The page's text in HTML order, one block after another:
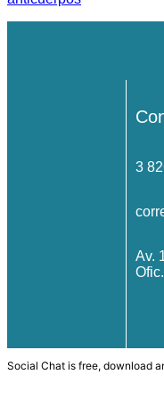
3
Av.
Social Chat is free, download